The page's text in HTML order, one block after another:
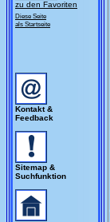
zu den Favoriten
Diese Seite
als Startseite
Kontakt &
Feedback
Sitemap &
Suchfunktion